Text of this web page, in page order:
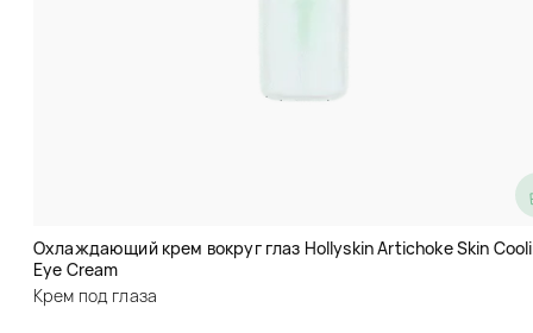
Охлаждающий крем вокруг глаз Hollyskin Artichoke Skin
Eye Cream
Крем под глаза
Крем под глаза
(4)